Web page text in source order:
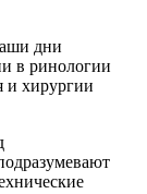
дни
в ринологии
и хирургии